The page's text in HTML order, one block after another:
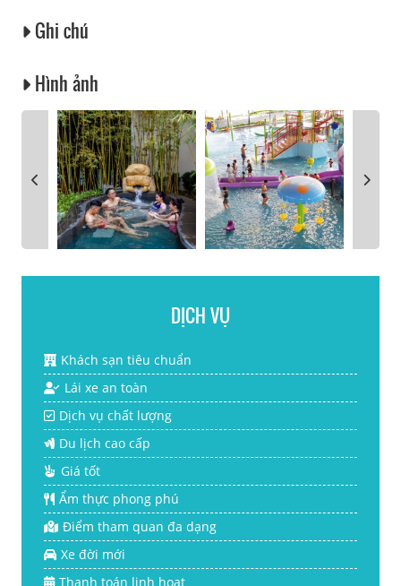
Ghi chú
Hình ảnh
DỊCH VỤ
Khách sạn tiêu chuẩn
Lái xe an toàn
Dịch vụ chất lượng
Du lịch cao cấp
Giá tốt
Ẩm thực phong phú
Điểm tham quan đa dạng
Xe đời mới
Thanh toán linh hoạt